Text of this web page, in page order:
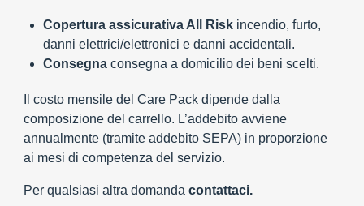
Copertura assicurativa All Risk incendio, furto,
danni elettrici/elettronici e danni accidentali.
Consegna consegna a domicilio dei beni scelti.
Il costo mensile del Care Pack dipende dalla
composizione del carrello. L’addebito avviene
annualmente (tramite addebito SEPA) in proporzione
ai mesi di competenza del servizio.
Per qualsiasi altra domanda contattaci.